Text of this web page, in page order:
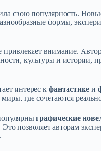
свою популярность.
формы,
привлекает внимание.
культуры и истории,
интерес к фантастике и
миры, где сочетаются
графические
позволяет авторам